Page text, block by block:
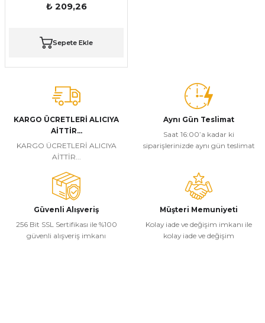
₺ 209,26
Sepete Ekle
KARGO ÜCRETLERİ ALICIYA
AİTTİR...
KARGO ÜCRETLERİ ALICIYA
AİTTİR...
Aynı Gün Teslimat
Saat 16:00’a kadar ki
siparişlerinizde aynı gün teslimat
Güvenli Alışveriş
256 Bit SSL Sertifikası ile %100
güvenli alışveriş imkanı
Müşteri Memuniyeti
Kolay iade ve değişim imkanı ile
kolay iade ve değişim